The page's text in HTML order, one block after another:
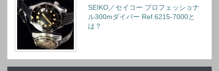
SEIKO／セイコー プロフェッショナ
ル300mダイバー Ref.6215-7000と
は？